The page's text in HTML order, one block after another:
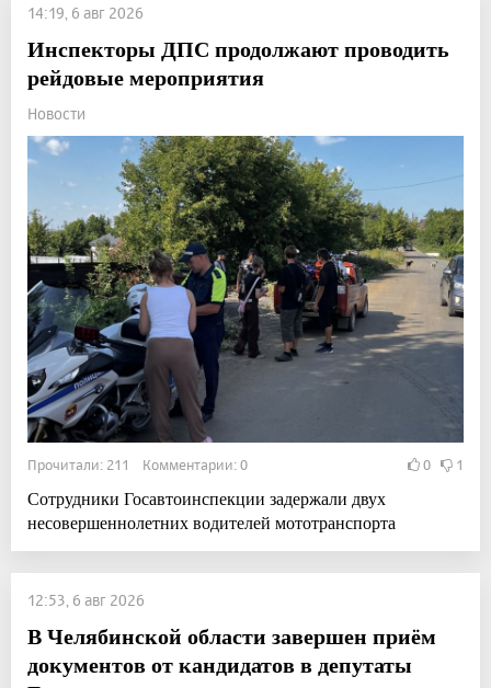
14:19, 6 авг 2026
Инспекторы ДПС продолжают проводить
рейдовые мероприятия
Новости
Прочитали: 211 Комментарии: 0 0 1
Сотрудники Госавтоинспекции задержали двух
несовершеннолетних водителей мототранспорта
12:53, 6 авг 2026
В Челябинской области завершен приём
документов от кандидатов в депутаты